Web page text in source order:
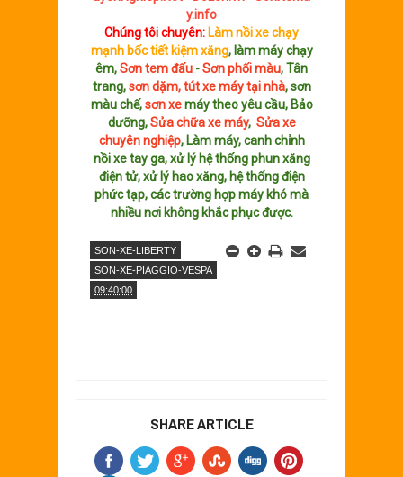
y.info
Chúng tôi chuyên: Làm nồi xe chạy
mạnh bốc tiết kiệm xăng, làm máy chạy
êm,Sơn tem đấu -Sơn phối màu, Tân
trang,sơn dặm, tút xe máy tại nhà, sơn
màu chế,sơn xemáy theo yêu cầu, Bảo
dưỡng,Sửa chữa xe máy, Sửa xe
chuyên nghiệp, Làm máy, canh chỉnh
nồi xe tay ga, xử lý hệ thống phun xăng
điện tử, xử lý hao xăng, hệ thống điện
phức tạp, các trường hợp máy khó mà
nhiều nơi không khắc phục được.
SON-XE-LIBERTY
SON-XE-PIAGGIO-VESPA
09:40:00
SHARE ARTICLE